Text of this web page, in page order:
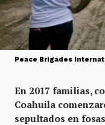
Peace Brigades
En 2017 familias,
Coahuila
sepultados en